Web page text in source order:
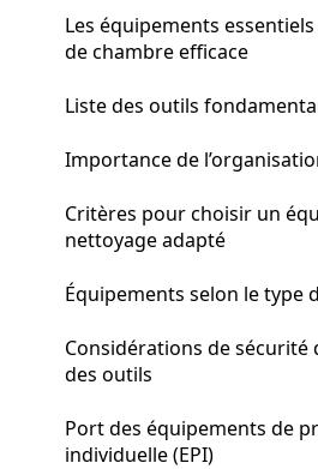
Les équipements
de chambre efficace
Liste des outils
Importance de
Critères pour choisir un
nettoyage adapté
Équipements selon le type
Considérations de sécurité
des outils
Port des équipements de
individuelle (EPI)